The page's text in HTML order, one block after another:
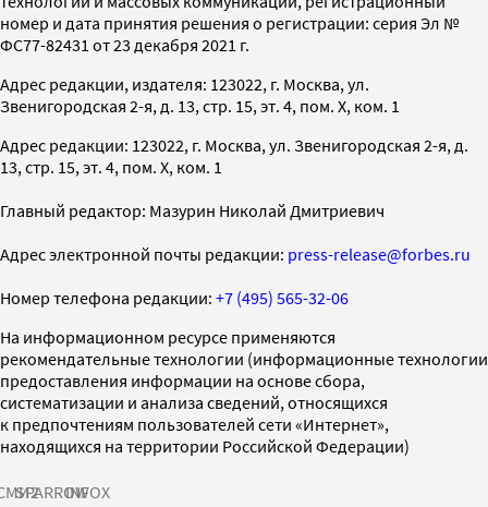
номер и дата принятия решения о регистрации: серия Эл №
ФС77-82431 от 23 декабря 2021 г.
Адрес редакции, издателя: 123022, г. Москва, ул.
Звенигородская 2-я, д. 13, стр. 15, эт. 4, пом. X, ком. 1
Адрес редакции: 123022, г. Москва, ул. Звенигородская 2-я, д.
13, стр. 15, эт. 4, пом. X, ком. 1
Главный редактор: Мазурин Николай Дмитриевич
Адрес электронной почты редакции: press-release@forbes.ru
Номер телефона редакции: +7 (495) 565-32-06
На информационном ресурсе применяются
рекомендательные технологии (информационные технологии
предоставления информации на основе сбора,
систематизации и анализа сведений, относящихся
к предпочтениям пользователей сети «Интернет»,
находящихся на территории Российской Федерации)
SPARROWINFOX